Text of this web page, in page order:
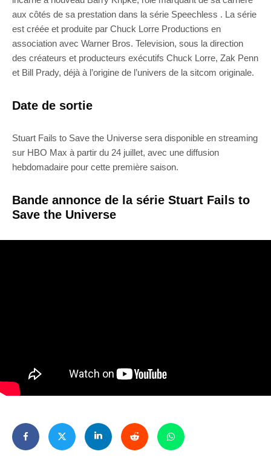
aux côtés de sa prestation dans la série Speechless . La série
est créée et produite par Chuck Lorre Productions en
association avec Warner Bros. Television, sous la direction
des créateurs et producteurs exécutifs Chuck Lorre, Zak Penn
et Bill Prady, déjà à l’origine de l’univers de la sitcom originale.
Date de sortie
Stuart Fails to Save the Universe sera disponible en streaming
sur HBO Max à partir du 24 juillet, avec une diffusion
hebdomadaire pour cette première saison.
Bande annonce de la série Stuart Fails to
Save the Universe